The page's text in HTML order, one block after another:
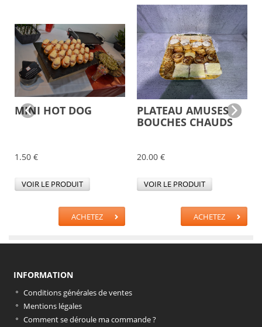
MINI HOT DOG
1.50 €
VOIR LE PRODUIT
ACHETEZ
PLATEAU AMUSES
BOUCHES CHAUDS
20.00 €
VOIR LE PRODUIT
ACHETEZ
INFORMATION
Conditions générales de ventes
Mentions légales
Comment se déroule ma commande ?